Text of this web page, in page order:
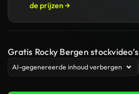
de prijzen →
Gratis Rocky Bergen stockvideo’s
AI-gegenereerde inhoud verbergen